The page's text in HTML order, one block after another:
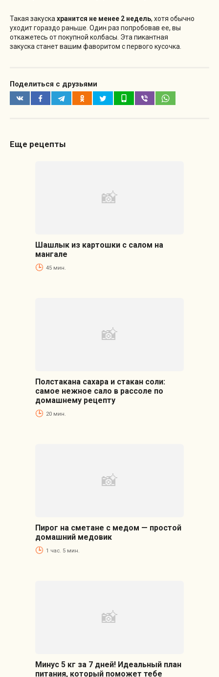
Такая закуска хранится не менее 2 недель, хотя обычно
уходит гораздо раньше. Один раз попробовав ее, вы
откажетесь от покупной колбасы. Эта пикантная
закуска станет вашим фаворитом с первого кусочка.
Поделиться с друзьями
Еще рецепты
Шашлык из картошки с салом на
мангале
45 мин.
Полстакана сахара и стакан соли:
самое нежное сало в рассоле по
домашнему рецепту
20 мин.
Пирог на сметане с медом — простой
домашний медовик
1 час. 5 мин.
Минус 5 кг за 7 дней! Идеальный план
питания, который поможет тебе